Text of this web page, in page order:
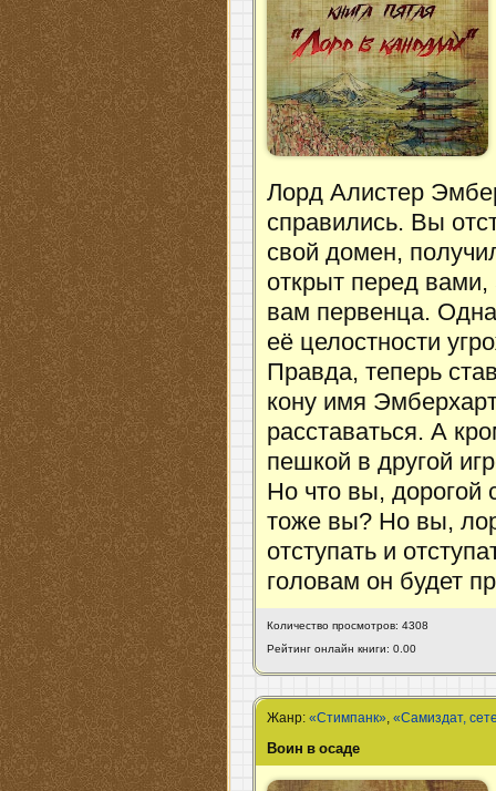
Лорд Алистер
справились. Вы
свой домен,
открыт перед
вам первенца.
её целостности
Правда, теперь
кону имя
расставаться. А
пешкой в другой
Но что вы, дорогой
тоже вы? Но вы,
отступать и
головам он будет
Количество просмотров: 4308
Рейтинг онлайн книги: 0.00
Жанр:«Стимпанк»,«Самиздат,
Воин в осаде